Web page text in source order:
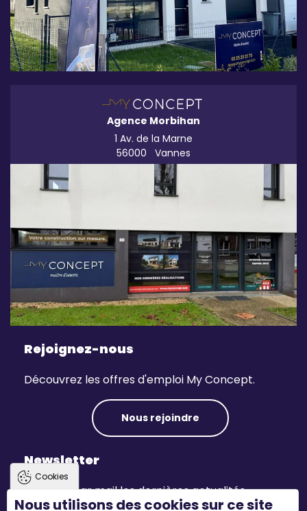
Agence Morbihan
1 Av. de la Marne
56000
Vannes
Rejoignez-nous
Découvrez les offres d'emploi My Concept.
Nous rejoindre
Newsletter
Recevez par mail les dernières actualités.
Cookies
Nous utilisons des cookies sur ce site